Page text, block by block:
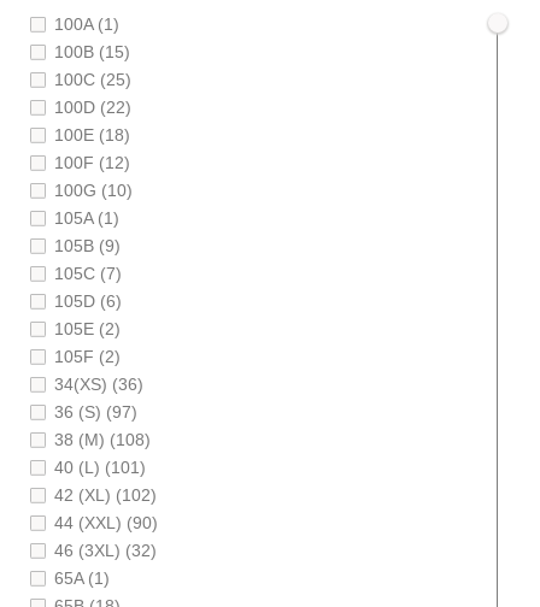
100A (1)
100B (15)
100C (25)
100D (22)
100E (18)
100F (12)
100G (10)
105A (1)
105B (9)
105C (7)
105D (6)
105E (2)
105F (2)
34(XS) (36)
36 (S) (97)
38 (M) (108)
40 (L) (101)
42 (XL) (102)
44 (XXL) (90)
46 (3XL) (32)
65A (1)